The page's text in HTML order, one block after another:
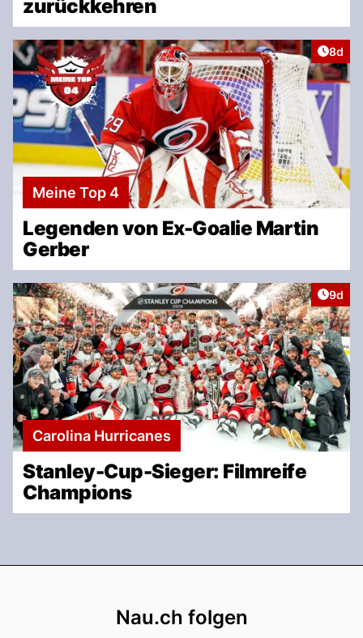
zurückkehren
8d
Meine Top 4
Legenden von Ex-Goalie Martin
Gerber
9d
Carolina Hurricanes
Stanley-Cup-Sieger: Filmreife
Champions
Nau.ch folgen